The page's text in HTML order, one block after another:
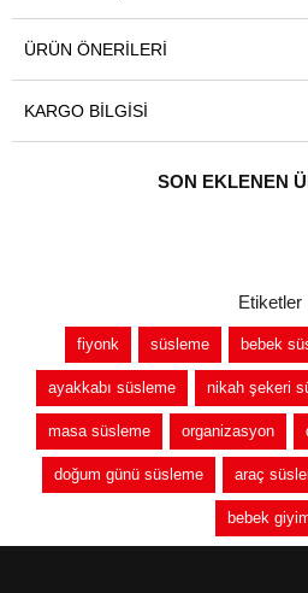
ÜRÜN ÖNERILERI
KARGO BILGISI
SON EKLENEN
Etiketler
fiyonk süsleme bebek
ayakkabı süsleme nikah şekeri
masa süsleme organizasyon
doğum günü süsleme araç
bebek